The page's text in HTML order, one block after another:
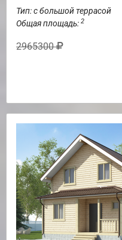
Тип: с большой террасой
Общая площадь: 2
2965300